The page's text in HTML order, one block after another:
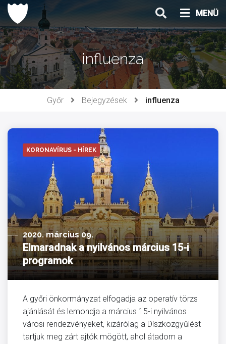
Ugrás
tartalomhoz
MENÜ
influenza
Győr Bejegyzések influenza
KORONAVÍRUS - HÍREK
2020. március 09.
Elmaradnak a nyilvános március 15-i
programok
A győri önkormányzat elfogadja az operatív törzs
ajánlását és lemondja a március 15-i nyilvános
városi rendezvényeket, kizárólag a Díszközgyűlést
tartjuk meg zárt ajtók mögött, ahol átadom a